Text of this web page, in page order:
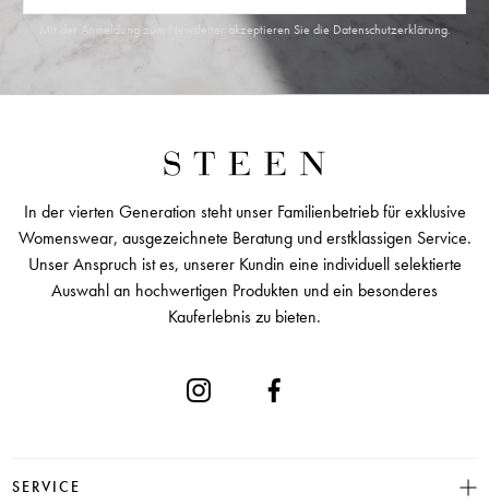
Mit der Anmeldung zum Newsletter akzeptieren Sie die Datenschutzerklärung.
In der vierten Generation steht unser Familienbetrieb für exklusive
Womenswear, ausgezeichnete Beratung und erstklassigen Service.
Unser Anspruch ist es, unserer Kundin eine individuell selektierte
Auswahl an hochwertigen Produkten und ein besonderes
Kauferlebnis zu bieten.
SERVICE